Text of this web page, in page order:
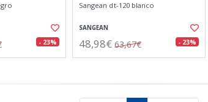
- 23%
Sangean dt-120 blanco
SANGEAN
48,98€ 63,67€ - 23%